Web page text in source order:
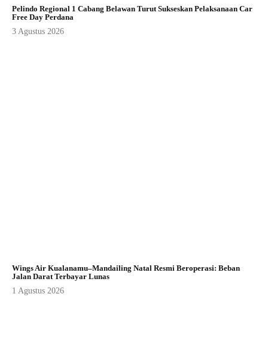
Pelindo Regional 1 Cabang Belawan Turut Sukseskan Pelaksanaan Car
Free Day Perdana
3 Agustus 2026
Wings Air Kualanamu–Mandailing Natal Resmi Beroperasi: Beban
Jalan Darat Terbayar Lunas
1 Agustus 2026